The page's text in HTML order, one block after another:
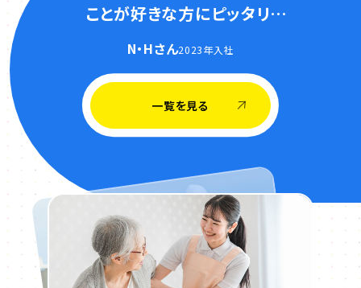
ことが好きな方にピッタリの
お仕事です。 2023年入社
N・Hさん
一覧を見る